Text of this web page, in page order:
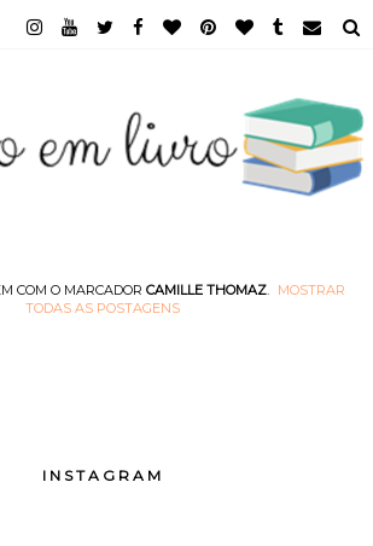
COM O MARCADOR CAMILLE THOMAZ.
MOSTRAR
TODAS AS POSTAGENS
INSTAGRAM